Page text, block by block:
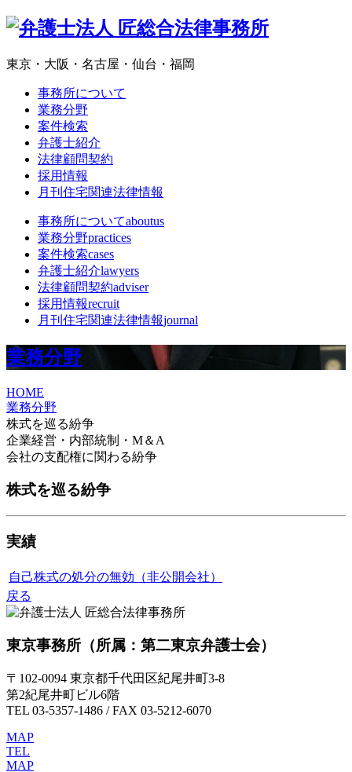
東京・大阪・名古屋・仙台・福岡
事務所について
業務分野
案件検索
弁護士紹介
法律顧問契約
採用情報
月刊住宅関連法律情報
事務所についてaboutus
業務分野practices
案件検索cases
弁護士紹介lawyers
法律顧問契約adviser
採用情報recruit
月刊住宅関連法律情報journal
業務分野
HOME
業務分野
株式を巡る紛争
企業経営・内部統制・M＆A
会社の支配権に関わる紛争
株式を巡る紛争
実績
自己株式の処分の無効（非公開会社）
戻る
東京事務所 （所属：第二東京弁護士会）
〒102-0094 東京都千代田区紀尾井町3-8
第2紀尾井町ビル6階
TEL 03-5357-1486 / FAX 03-5212-6070
MAP
TEL
MAP